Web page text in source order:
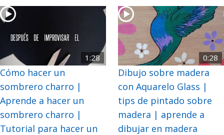
1:28
Cómo hacer un
sombrero charro |
Aprende a hacer un
sombrero charro |
Tutorial para hacer un
0:28
Dibujo sobre madera
con Aquarelo Glass |
tips de pintado sobre
madera | aprende a
dibujar en madera